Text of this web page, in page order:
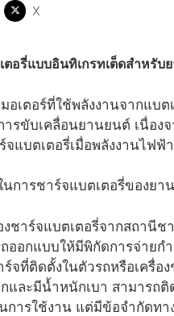
X
ตอรี่แบบอินทิเกรทเต็ดสำหรับ
อเตอร์ที่ใช้พลังงานจากแ
ารขับเคลื่อนยานยนต์ เนื่อง
จแบตเตอรี่เมื่อพลังงานไฟฟ้
นการชาร์จแบตเตอรี่ของย
งชาร์จแบตเตอรี่จากสถานี
ออกแบบให้มีพิกัดการจ่ายก
ร์จที่ติดตั้งในตัวรถหรือเครื่อ
และมีน้ำหนักเบา สามารถ
การใช้งาน แต่มีข้อจำกัดท